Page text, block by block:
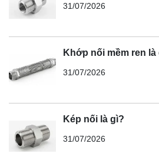
31/07/2026
Khớp nối mềm ren là
31/07/2026
Kép nối là gì?
31/07/2026